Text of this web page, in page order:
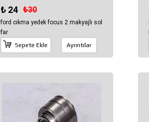
₺ 24 ₺30
ford cıkma yedek focus 2 makyajlı sol
far
Sepete Ekle
Ayrıntılar